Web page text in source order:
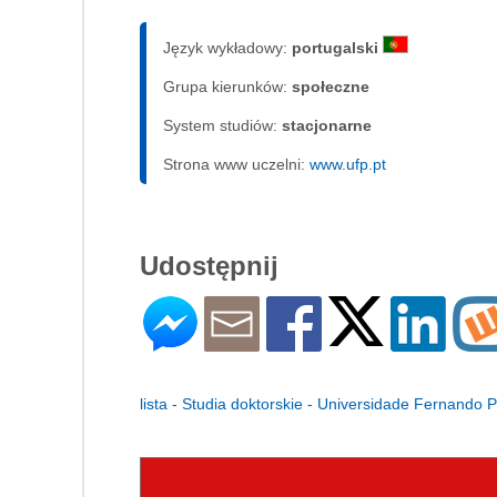
Język wykładowy: portugalski
Grupa kierunków: społeczne
System studiów: sta­cjo­nar­ne
Strona www uczelni: www.ufp.pt
Udostępnij
lista - Studia doktorskie - Universidade Fernando